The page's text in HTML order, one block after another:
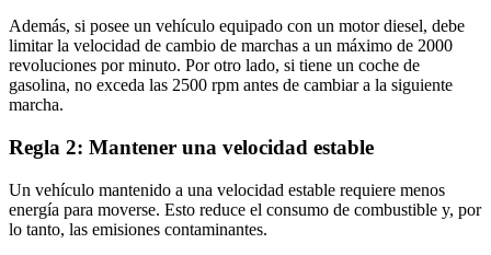
Además, si posee un vehículo equipado con un motor diesel, debe
limitar la velocidad de cambio de marchas a un máximo de 2000
revoluciones por minuto. Por otro lado, si tiene un coche de
gasolina, no exceda las 2500 rpm antes de cambiar a la siguiente
marcha.
Regla 2: Mantener una velocidad estable
Un vehículo mantenido a una velocidad estable requiere menos
energía para moverse. Esto reduce el consumo de combustible y, por
lo tanto, las emisiones contaminantes.